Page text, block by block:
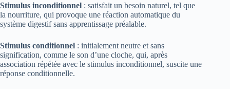
Stimulus inconditionnel : satisfait un besoin naturel, tel que
la nourriture, qui provoque une réaction automatique du
système digestif sans apprentissage préalable.
Stimulus conditionnel : initialement neutre et sans
signification, comme le son d’une cloche, qui, après
association répétée avec le stimulus inconditionnel, suscite une
réponse conditionnelle.